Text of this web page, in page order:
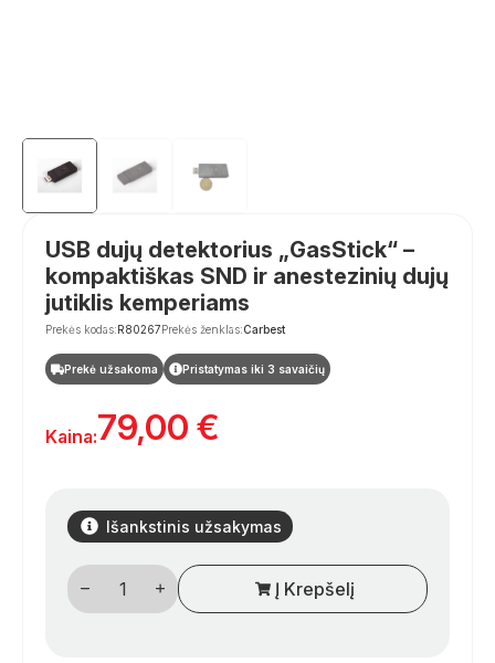
USB dujų detektorius „GasStick“ –
kompaktiškas SND ir anestezinių dujų
jutiklis kemperiams
Prekės kodas:R80267Prekės ženklas:Carbest
Prekė užsakoma Pristatymas iki 3 savaičių
Kaina:79,00 €
Išankstinis užsakymas
produkto
kiekis:
USB
Į Krepšelį